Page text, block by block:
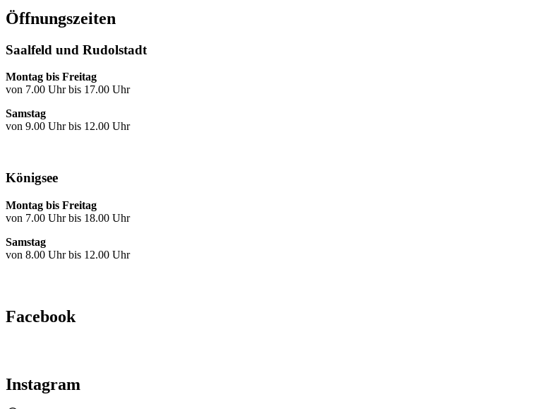
Öffnungszeiten
Saalfeld und Rudolstadt
Montag bis Freitag
von 7.00 Uhr bis 17.00 Uhr
Samstag
von 9.00 Uhr bis 12.00 Uhr
Königsee
Montag bis Freitag
von 7.00 Uhr bis 18.00 Uhr
Samstag
von 8.00 Uhr bis 12.00 Uhr
Facebook
Instagram